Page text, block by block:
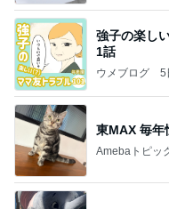
強子の楽し
1話
ウメブログ 5
東MAX 毎年
Amebaトピッ